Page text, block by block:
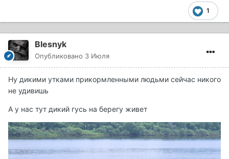
Родительный падеж:блёсен(например, «пять
блёсен»)
Дательный падеж:
Винительный падеж:
Творительный падеж:блёснами
Предложный падеж:блёснах
1
Blesnyk
Опубликовано 3 Июля
Ну дикими утками прикормленными людьми сейчас никого
не удивишь
А у нас тут дикий гусь на берегу живет